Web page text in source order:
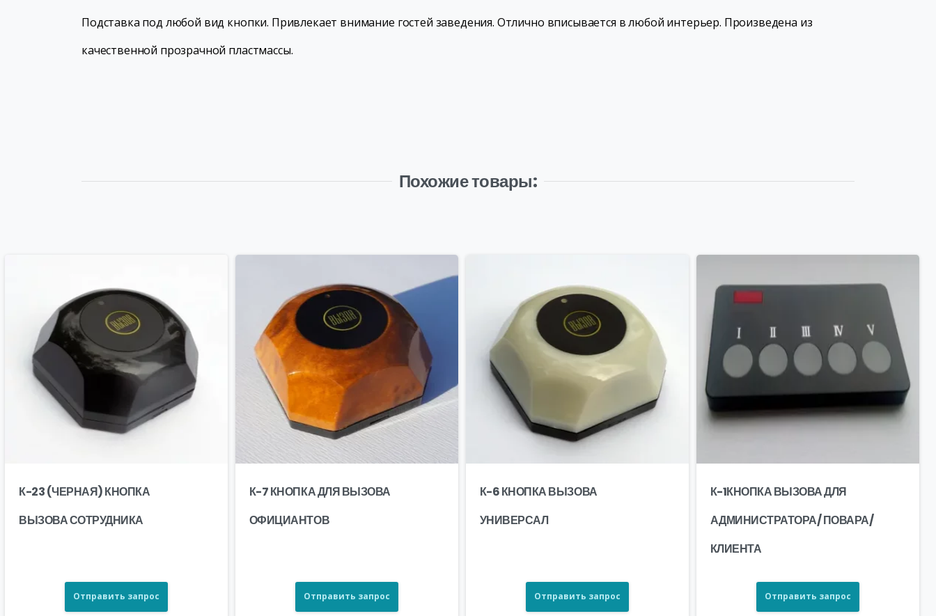
Подставка под любой вид кнопки. Привлекает внимание гостей заведения. Отлично вписывается в любой интерьер. Произведена из
качественной прозрачной пластмассы.
Похожие товары:
К-23 (ЧЕРНАЯ) КНОПКА
ВЫЗОВА СОТРУДНИКА
Отправить запрос
К-7 КНОПКА ДЛЯ ВЫЗОВА
ОФИЦИАНТОВ
Отправить запрос
К-6 КНОПКА ВЫЗОВА
УНИВЕРСАЛ
Отправить запрос
К-1КНОПКА ВЫЗОВА ДЛЯ
АДМИНИСТРАТОРА/ ПОВАРА/
КЛИЕНТА
Отправить запрос